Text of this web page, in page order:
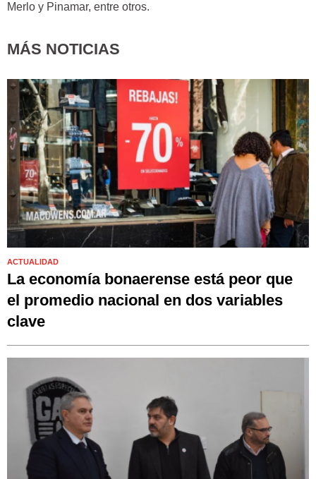
Merlo y Pinamar, entre otros.
MÁS NOTICIAS
ACTUALIDAD
La economía bonaerense está peor que
el promedio nacional en dos variables
clave